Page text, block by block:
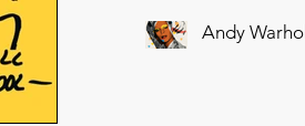
Andy Warhol